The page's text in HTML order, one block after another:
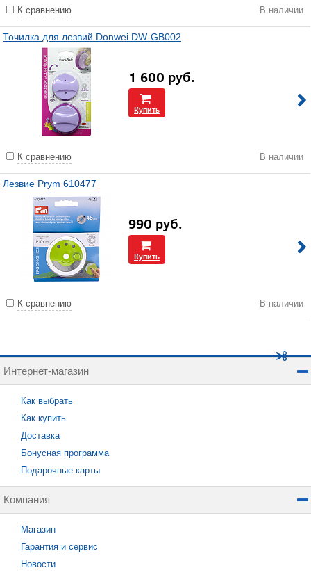
К сравнению В наличии
Точилка для лезвий Donwei DW-GB002
1 600 руб.
Купить
К сравнению В наличии
Лезвие Prym 610477
990 руб.
Купить
К сравнению В наличии
Интернет-магазин
Как выбрать
Как купить
Доставка
Бонусная программа
Подарочные карты
Компания
Магазин
Гарантия и сервис
Новости